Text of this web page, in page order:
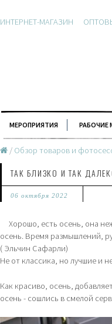
ИНТЕРНЕТ-МАГАЗИН
МЕРОПРИЯТИЯ
Обзор товаров и
ТАК БЛИЗКО И ТАК
06 октября 2022
Хорошо, есть осень, она
осень. Время размышлений,
( Эльчин Сафарли)
Не от классика, но лучшие и
Как красиво, осень,
осень - сошлись в смелой